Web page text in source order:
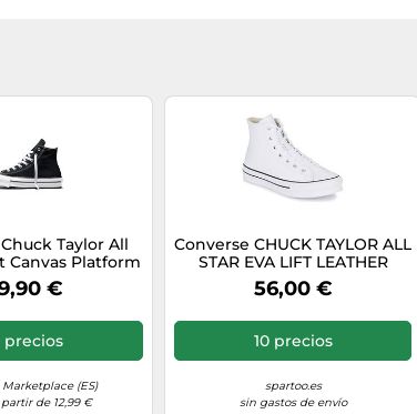
Taylor All
Canvas Platform
Mujer
€
precios
(ES)
de 12,99 €
Converse CHUCK TAYLOR ALL
STAR EVA LIFT LEATHER
DEPORTIVAS PLATAFORMA
Mujer
56,00 €
10 precios
spartoo.es
sin gastos de envío